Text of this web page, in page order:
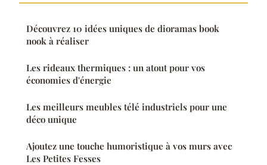
Découvrez 10 idées uniques de dioramas book
nook à réaliser
Les rideaux thermiques : un atout pour vos
économies d'énergie
Les meilleurs meubles télé industriels pour une
déco unique
Ajoutez une touche humoristique à vos murs avec
Les Petites Fesses